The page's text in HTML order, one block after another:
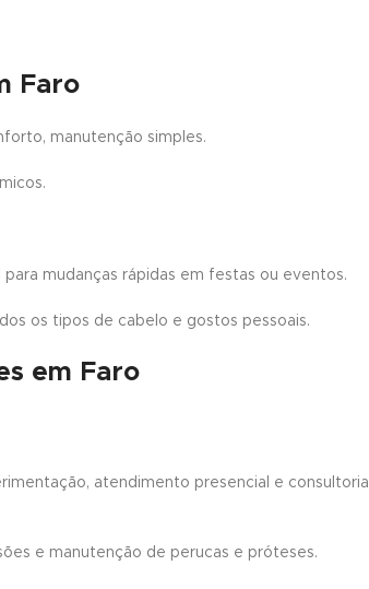
Faro
manutenção simples.
mudanças rápidas em festas ou eventos.
os tipos de cabelo e gostos pessoais.
em Faro
atendimento presencial e consultoria
e manutenção de perucas e próteses.